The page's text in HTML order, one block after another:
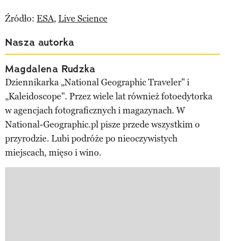
Źródło: ESA, Live Science
Nasza autorka
Magdalena Rudzka
Dziennikarka „National Geographic Traveler" i
„Kaleidoscope". Przez wiele lat również fotoedytorka
w agencjach fotograficznych i magazynach. W
National-Geographic.pl pisze przede wszystkim o
przyrodzie. Lubi podróże po nieoczywistych
miejscach, mięso i wino.